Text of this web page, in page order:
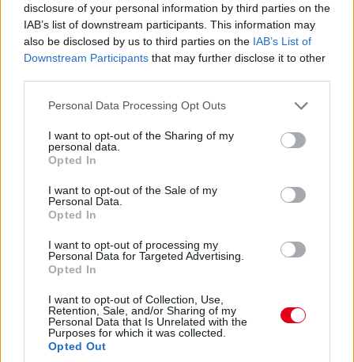
disclosure of your personal information by third parties on the
IAB’s list of downstream participants. This information may
also be disclosed by us to third parties on the IAB’s List of
Downstream Participants that may further disclose it to other
Please note that this website/app uses one or more Google
not limited to your visit or usage behaviour. You may click to
grant or deny consent to Google and its third-party tags to
use your data for below specified purposes in below Google
consent section.
Personal Data Processing Opt Outs
I want to opt-out of the Sharing of my
personal data.
Opted In
I want to opt-out of the Sale of my
Personal Data.
Opted In
I want to opt-out of processing my
Personal Data for Targeted Advertising.
Opted In
I want to opt-out of Collection, Use,
Retention, Sale, and/or Sharing of my
Personal Data that Is Unrelated with the
Purposes for which it was collected.
Opted Out
Ricciardo folytatja, meglett neki Gasly, majd nem sokkal
később Grosjean is és már ötödik, 7,5 másodperccel van
Hamilton panaszkodik a motorkihagyásokra, nincs minden
rendben a Mercedesszel.